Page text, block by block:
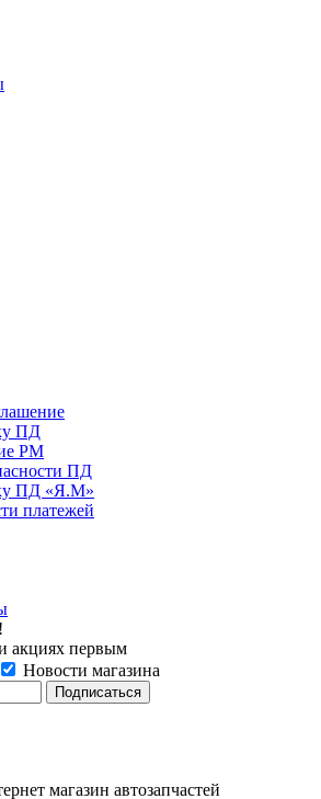
ПД
РМ
ПД
ПД «Я.М»
платежей
акциях первым
Новости магазина
магазин автозапчастей